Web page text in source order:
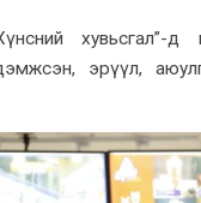
хувьсгал”-д
эрүүл,